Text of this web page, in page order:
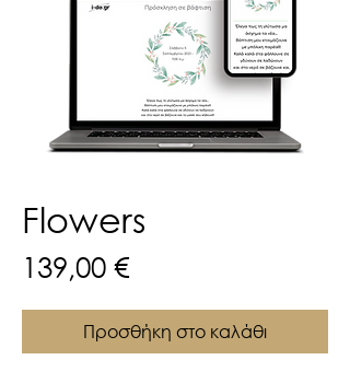
Flowers
139,00 €Τιμή
Προσθήκη στο καλάθι